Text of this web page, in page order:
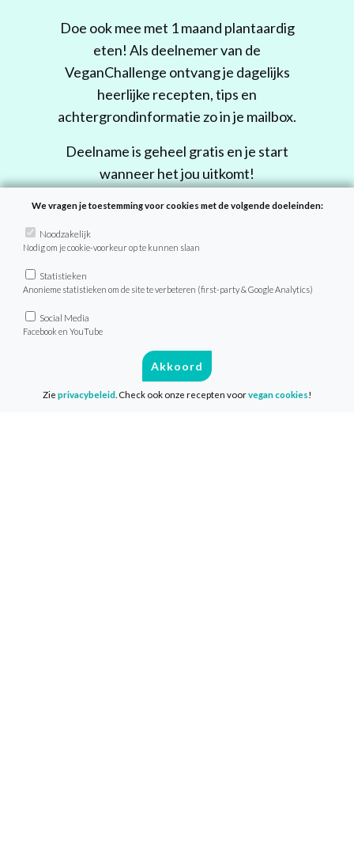
Doe ook mee met 1 maand plantaardig
eten! Als deelnemer van de
VeganChallenge ontvang je dagelijks
heerlijke recepten, tips en
achtergrondinformatie zo in je mailbox.
Deelname is geheel gratis en je start
wanneer het jou uitkomt!
Zoek recept
We vragen je toestemming voor cookies met de volgende doeleinden:
Noodzakelijk
Nodig om je cookie-voorkeur op te kunnen slaan
Statistieken
Anonieme statistieken om de site te verbeteren (first-party & Google Analytics)
Social Media
Facebook en YouTube
Akkoord
Zie privacybeleid . Check ook onze recepten voorvegan cookies!